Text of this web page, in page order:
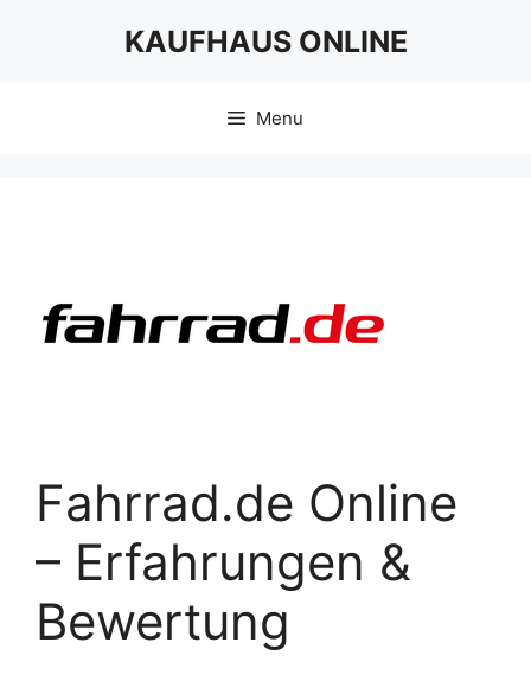
KAUFHAUS ONLINE
Menu
Fahrrad.de Online
– Erfahrungen &
Bewertung